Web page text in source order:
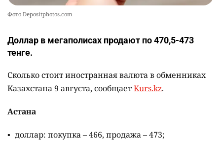
Фото Depositphotos.com
Доллар в мегаполисах продают по 470,5-473
тенге.
Сколько стоит иностранная валюта в обменниках
Казахстана 9 августа, сообщаетKurs.kz.
Астана
доллар: покупка – 466, продажа – 473;